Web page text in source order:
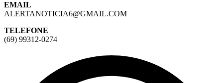
EMAIL
ALERTANOTICIA6@GMAIL.COM
TELEFONE
(69) 99312-0274